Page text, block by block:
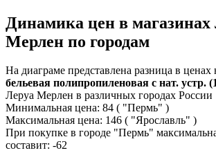
Динамика цен в магазинах
Мерлен по городам
На диаграме представлена разница в ценах
бельевая полипропиленовая с нат. устр.
Леруа Мерлен в различных городах России
Минимальная цена: 84 ( "Пермь" )
Максимальная цена: 146 ( "Ярославль" )
При покупке в городе "Пермь"
составит: -62